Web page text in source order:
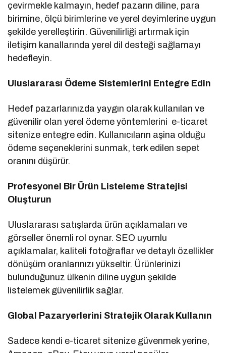
çevirmekle kalmayın, hedef pazarın diline, para
birimine, ölçü birimlerine ve yerel deyimlerine uygun
şekilde yerelleştirin. Güvenilirliği artırmak için
iletişim kanallarında yerel dil desteği sağlamayı
hedefleyin.
Uluslararası Ödeme Sistemlerini Entegre Edin
Hedef pazarlarınızda yaygın olarak kullanılan ve
güvenilir olan yerel ödeme yöntemlerini e-ticaret
sitenize entegre edin. Kullanıcıların aşina olduğu
ödeme seçeneklerini sunmak, terk edilen sepet
oranını düşürür.
Profesyonel Bir Ürün Listeleme Stratejisi
Oluşturun
Uluslararası satışlarda ürün açıklamaları ve
görseller önemli rol oynar. SEO uyumlu
açıklamalar, kaliteli fotoğraflar ve detaylı özellikler
dönüşüm oranlarınızı yükseltir. Ürünlerinizi
bulunduğunuz ülkenin diline uygun şekilde
listelemek güvenilirlik sağlar.
Global Pazaryerlerini Stratejik Olarak Kullanın
Sadece kendi e-ticaret sitenize güvenmek yerine,